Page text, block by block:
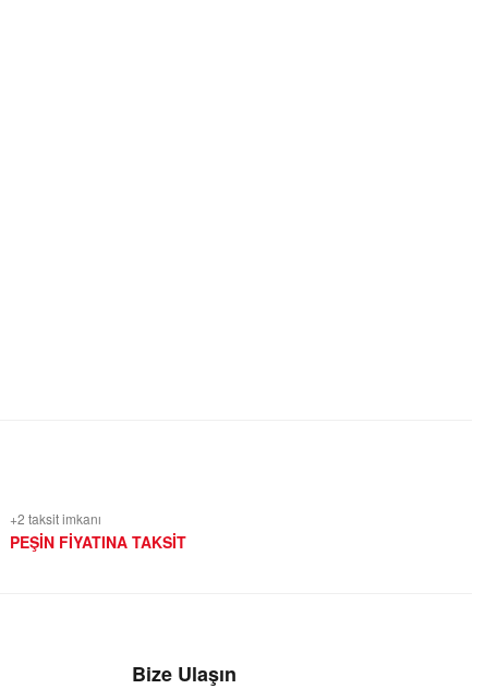
+2 taksit imkanı
PEŞİN FİYATINA TAKSİT
Bize Ulaşın